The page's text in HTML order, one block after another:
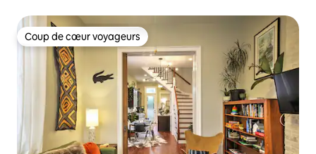
Coup de cœur voyageurs
Coup de cœur voyageurs